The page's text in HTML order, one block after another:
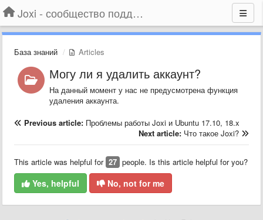
Joxi - сообщество поддержки
База знаний Articles
Могу ли я удалить аккаунт?
На данный момент у нас не предусмотрена функция
удаления аккаунта.
Previous article: Проблемы работы Joxi и Ubuntu 17.10, 18.x
Next article: Что такое Joxi?
This article was helpful for 27 people. Is this article helpful for you?
Yes, helpful No, not for me